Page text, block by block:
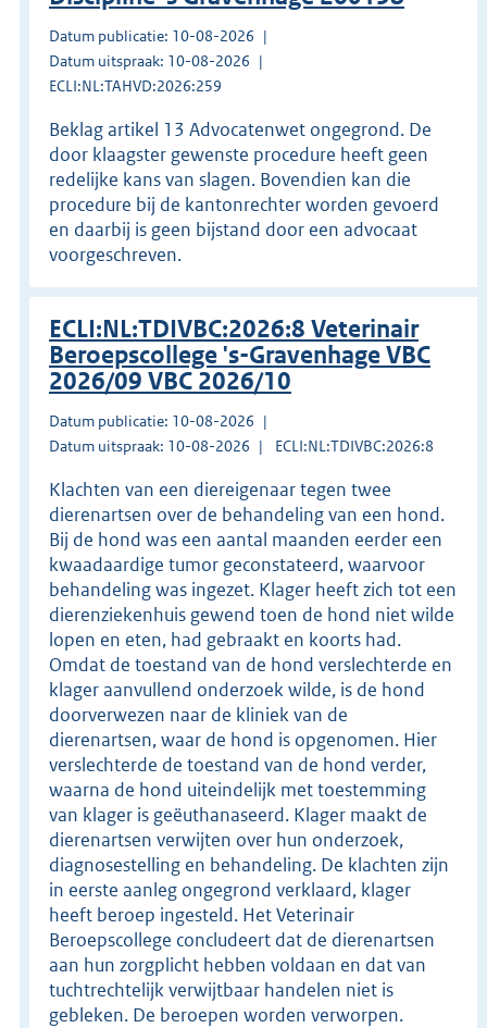
Datum publicatie: 10-08-2026
Datum uitspraak: 10-08-2026
ECLI:NL:TAHVD:2026:259
Beklag artikel 13 Advocatenwet ongegrond. De
door klaagster gewenste procedure heeft geen
redelijke kans van slagen. Bovendien kan die
procedure bij de kantonrechter worden gevoerd
en daarbij is geen bijstand door een advocaat
voorgeschreven.
ECLI:NL:TDIVBC:2026:8 Veterinair
Beroepscollege 's-Gravenhage VBC
2026/09 VBC 2026/10
Datum publicatie: 10-08-2026
Datum uitspraak: 10-08-2026
ECLI:NL:TDIVBC:2026:8
Klachten van een diereigenaar tegen twee
dierenartsen over de behandeling van een hond.
Bij de hond was een aantal maanden eerder een
kwaadaardige tumor geconstateerd, waarvoor
behandeling was ingezet. Klager heeft zich tot een
dierenziekenhuis gewend toen de hond niet wilde
lopen en eten, had gebraakt en koorts had.
Omdat de toestand van de hond verslechterde en
klager aanvullend onderzoek wilde, is de hond
doorverwezen naar de kliniek van de
dierenartsen, waar de hond is opgenomen. Hier
verslechterde de toestand van de hond verder,
waarna de hond uiteindelijk met toestemming
van klager is geëuthanaseerd. Klager maakt de
dierenartsen verwijten over hun onderzoek,
diagnosestelling en behandeling. De klachten zijn
in eerste aanleg ongegrond verklaard, klager
heeft beroep ingesteld. Het Veterinair
Beroepscollege concludeert dat de dierenartsen
aan hun zorgplicht hebben voldaan en dat van
tuchtrechtelijk verwijtbaar handelen niet is
gebleken. De beroepen worden verworpen.